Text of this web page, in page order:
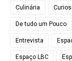
Culinária
De tudo um Pouco
Entrevista
Espaço LBC